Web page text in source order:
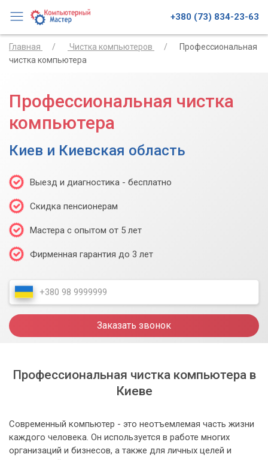
+380 (73) 834-23-63
Главная Чистка компьютеров
Профессиональная
чистка компьютера
Профессиональная чистка
компьютера
Киев и Киевская область
Выезд и диагностика - бесплатно
Скидка пенсионерам
Мастера с опытом от 5 лет
Фирменная гарантия до 3 лет
Заказать звонок
Профессиональная чистка компьютера в
Киеве
Современный компьютер - это неотъемлемая часть жизни
каждого человека. Он используется в работе многих
организаций и бизнесов, а также для личных целей и